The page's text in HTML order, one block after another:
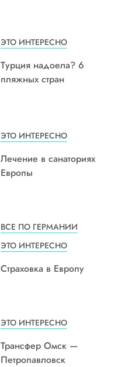
ЭТО ИНТЕРЕСНО
Турция надоела? 6
пляжных стран
ЭТО ИНТЕРЕСНО
Лечение в санаториях
Европы
ВСЕ ПО ГЕРМАНИИ
ЭТО ИНТЕРЕСНО
Страховка в Европу
ЭТО ИНТЕРЕСНО
Трансфер Омск —
Петропавловск